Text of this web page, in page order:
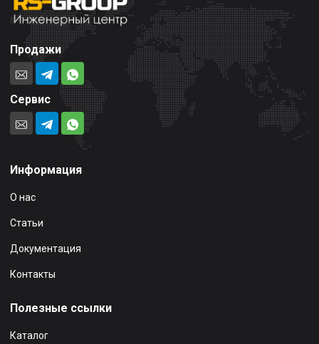
Продажи
Сервис
Информация
О нас
Статьи
Документация
Контакты
Полезные ссылки
Каталог